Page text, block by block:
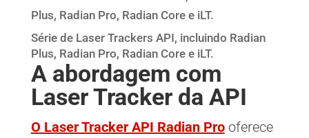
Série de Laser Trackers API, incluindo Radian
Plus, Radian Pro, Radian Core e iLT.
A abordagem com
Laser Tracker da API
O Laser Tracker API Radian Prooferece